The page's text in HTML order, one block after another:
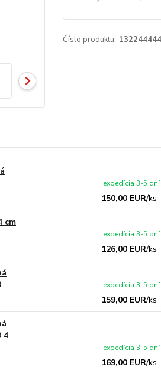
Číslo produktu:
150,00 EUR/ks
expedícia 3-5 dní
cm
126,00 EUR/ks
expedícia 3-5 dní
159,00 EUR/ks
expedícia 3-5 dní
4
169,00 EUR/ks
expedícia 3-5 dní